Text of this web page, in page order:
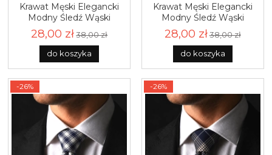
Krawat Męski Elegancki
Modny Śledź Wąski
Granatowy w Kratę G770
28,00 zł 38,00 zł
do koszyka
Krawat Męski Elegancki
Modny Śledź Wąski
Czarny w Kratę G771
28,00 zł38,00 zł
do koszyka
-26% -26%